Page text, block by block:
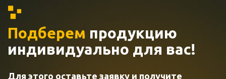
Подберем продукцию
индивидуально для вас!
Для этого оставьте заявку и получите